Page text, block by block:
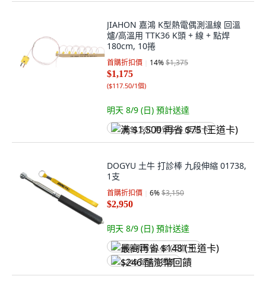
JIAHON 嘉鴻 K型熱電偶測溫線 回溫
爐/高溫用 TTK36 K頭 + 線 + 點焊
180cm, 10捲
首購折扣價 14%$1,375
$1,175
($117.50/1個)
明天 8/9 (日) 預計送達
满 $1,500 再省 $75 (王道卡)
DOGYU 土牛 打診棒 九段伸縮 01738,
1支
首購折扣價 6%$3,150
$2,950
明天 8/9 (日) 預計送達
最高再省 $148 (王道卡)
$246 酷澎幣回饋